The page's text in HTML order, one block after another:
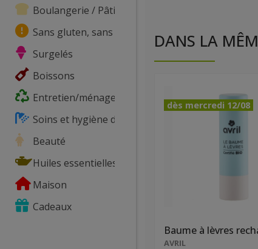
Boulangerie / Pâtisserie
Sans gluten, sans lactose, ...
Surgelés
Boissons
Entretien/ménage
Soins et hygiène du corps
Beauté
Huiles essentielles
Maison
Cadeaux
DANS LA
dès mercredi 12/08
AVRIL